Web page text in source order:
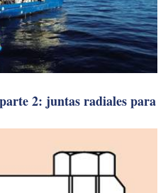
2: juntas radiales para